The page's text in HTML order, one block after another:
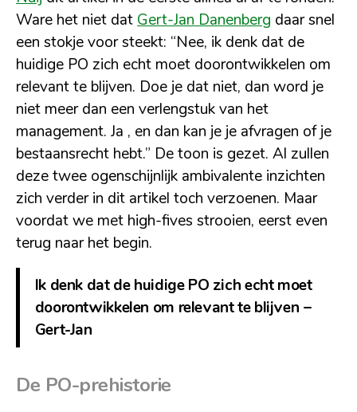
Ware het niet dat Gert-Jan Danenberg daar snel
een stokje voor steekt: “Nee, ik denk dat de
huidige PO zich echt moet doorontwikkelen om
relevant te blijven. Doe je dat niet, dan word je
niet meer dan een verlengstuk van het
management. Ja , en dan kan je je afvragen of je
bestaansrecht hebt.” De toon is gezet. Al zullen
deze twee ogenschijnlijk ambivalente inzichten
zich verder in dit artikel toch verzoenen. Maar
voordat we met high-fives strooien, eerst even
terug naar het begin.
Ik denk dat de huidige PO zich echt moet
doorontwikkelen om relevant te blijven –
Gert-Jan
De PO-prehistorie